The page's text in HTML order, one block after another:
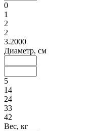
0
1
2
2
3.2000
Диаметр, см
5
14
24
33
42
Вес, кг